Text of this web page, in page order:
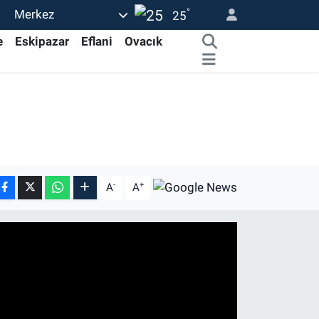
Merkez 25°
Eskipazar Eflani
Ovacık
A- A+